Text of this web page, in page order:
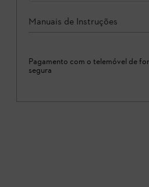
Manuais de Instruções
Pagamento com o telemóvel de
segura